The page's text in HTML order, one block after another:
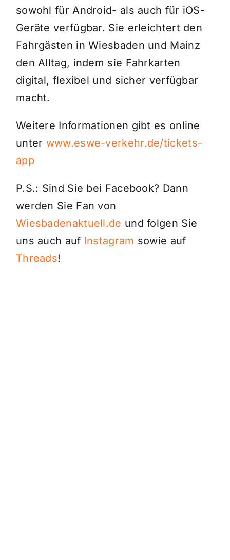
sowohl für Android- als auch für iOS-
Geräte verfügbar. Sie erleichtert den
Fahrgästen in Wiesbaden und Mainz
den Alltag, indem sie Fahrkarten
digital, flexibel und sicher verfügbar
macht.
Weitere Informationen gibt es online
unter www.eswe-verkehr.de/tickets-
app
P.S.: Sind Sie bei Facebook? Dann
werden Sie Fan von
Wiesbadenaktuell.de und folgen Sie
uns auch auf Instagram sowie auf
Threads!